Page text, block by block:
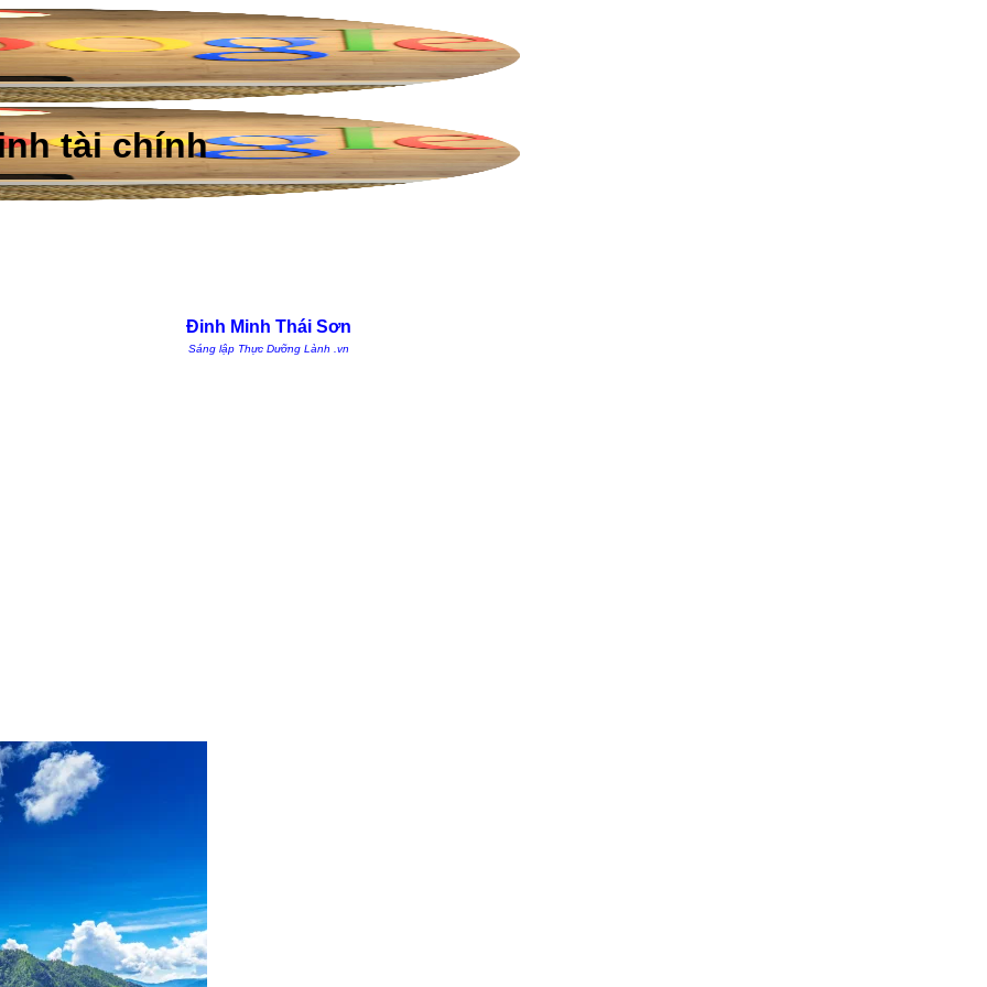
Đinh Minh Thái Sơn
Sáng lập Thực Dưỡng Lành .vn
tài chính